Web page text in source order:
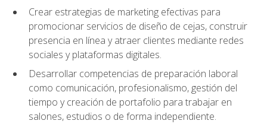
Crear estrategias de marketing efectivas para
promocionar servicios de diseño de cejas, construir
presencia en línea y atraer clientes mediante redes
sociales y plataformas digitales.
Desarrollar competencias de preparación laboral
como comunicación, profesionalismo, gestión del
tiempo y creación de portafolio para trabajar en
salones, estudios o de forma independiente.